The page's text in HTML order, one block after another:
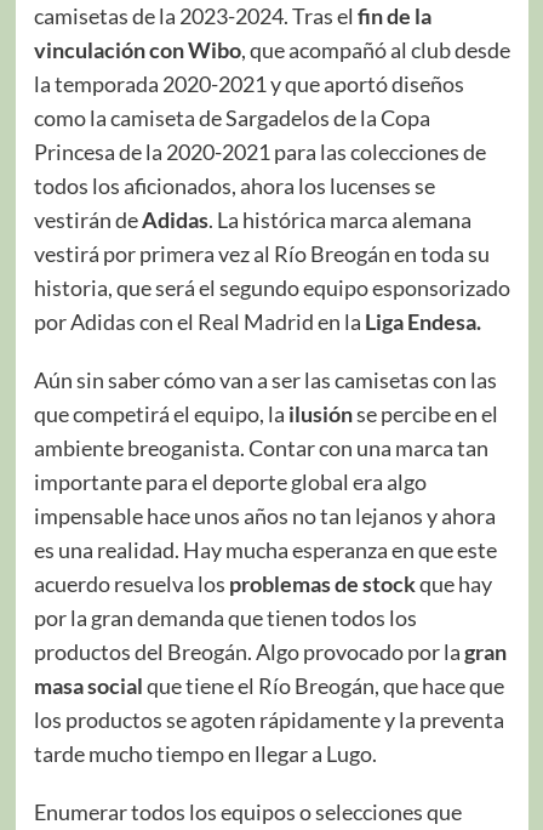
camisetas de la 2023-2024. Tras el fin de la
vinculación con Wibo, que acompañó al club desde
la temporada 2020-2021 y que aportó diseños
como la camiseta de Sargadelos de la Copa
Princesa de la 2020-2021 para las colecciones de
todos los aficionados, ahora los lucenses se
vestirán deAdidas. La histórica marca alemana
vestirá por primera vez al Río Breogán en toda su
historia, que será el segundo equipo esponsorizado
por Adidas con el Real Madrid en la Liga Endesa.
Aún sin saber cómo van a ser las camisetas con las
que competirá el equipo, la ilusiónse percibe en el
ambiente breoganista. Contar con una marca tan
importante para el deporte global era algo
impensable hace unos años no tan lejanos y ahora
es una realidad. Hay mucha esperanza en que este
acuerdo resuelva los problemas de stockque hay
por la gran demanda que tienen todos los
productos del Breogán. Algo provocado por lagran
masa socialque tiene el Río Breogán, que hace que
los productos se agoten rápidamente y la preventa
tarde mucho tiempo en llegar a Lugo.
Enumerar todos los equipos o selecciones que